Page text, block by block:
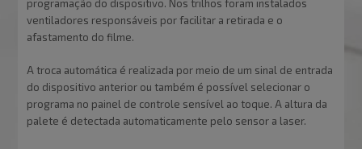
programação do dispositivo. Nos trilhos foram instalados
ventiladores responsáveis por facilitar a retirada e o
afastamento do filme.
A troca automática é realizada por meio de um sinal de entrada
do dispositivo anterior ou também é possível selecionar o
programa no painel de controle sensível ao toque. A altura da
palete é detectada automaticamente pelo sensor a laser.